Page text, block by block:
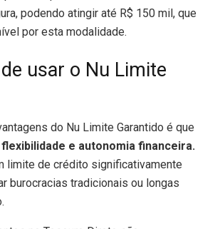
podendo atingir até R$ 150 mil, que
por esta modalidade.
usar o Nu Limite
do Nu Limite Garantido é que
e autonomia financeira.
limite de crédito significativamente
burocracias tradicionais ou longas